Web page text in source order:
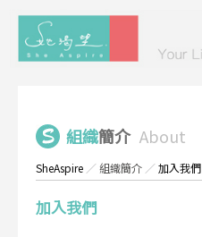
組織簡介 About
SheAspire ／組織簡介 ／加入我們
加入我們